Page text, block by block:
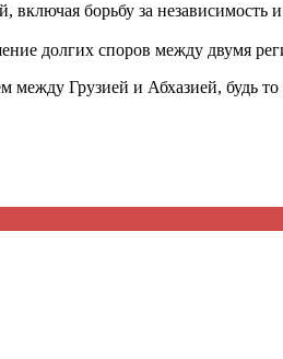
борьбу за независимость
долгих споров между двумя
между Грузией и Абхазией, будь